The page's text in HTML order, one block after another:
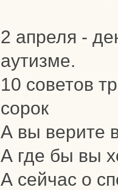
2 апреля -
аутизме.
10 советов
сорок
А вы верите
А где бы вы
А сейчас о